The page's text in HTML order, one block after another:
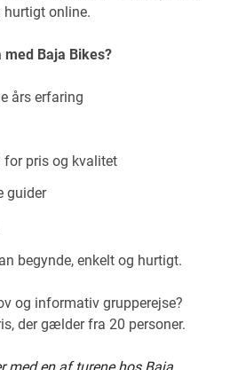
hurtigt online.
Baja Bikes?
års erfaring
for pris og kvalitet
guider
begynde, enkelt og hurtigt.
og informativ grupperejse?
der gælder fra 20 personer.